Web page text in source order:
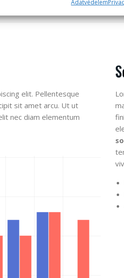
Adatvédelem
elit. Pellentesque
sit amet arcu. Ut ut
nec diam elementum